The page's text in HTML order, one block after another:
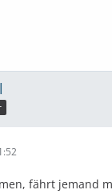
fährt jemand